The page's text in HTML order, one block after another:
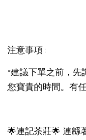
注意事項 :
*建議下單之前，先
您寶貴的時間。有
🌟連記茶莊🌟 連緜